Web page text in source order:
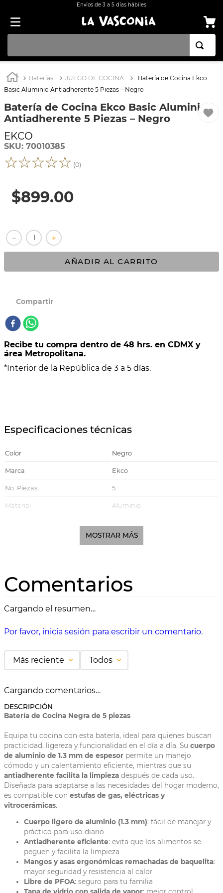
Envíos de 3 a 5 días hábiles
Baterías JUEGO DE COCINA
Batería de Cocina Ekco
Basic Aluminio Antiadherente 5 Piezas – Negro
Batería de Cocina Ekco Basic Aluminio
Antiadherente 5 Piezas – Negro
EKCO
SKU: 70010385
☆☆☆☆☆ (0)
$899.00
＋
－
AÑADIR AL CARRITO
Recibe tu compra dentro de 48 hrs. en CDMX y
área Metropolitana.
*Interior de la República de 3 a 5 días.
Especificaciones técnicas
Color Negro
Marca Ekco
No. Piezas 5
Material Aluminio
Baquelita
Linea Basic
MOSTRAR MÁS
Comentarios
Cargando el resumen…
Por favor, inicia sesión para escribir un comentario.
Más reciente Todos
Cargando comentarios…
DESCRIPCIÓN
Batería de Cocina Negra de 5 piezas
Equipa tu cocina con esta batería, ideal para quienes buscan
practicidad, ligereza y funcionalidad en el día a día. Su cuerpo
de aluminio de 1.3 mm de espesor permite un manejo
cómodo y un calentamiento eficiente, mientras que su
antiadherente facilita la limpieza después de cada uso.
Diseñada para adaptarse a las necesidades del hogar moderno,
es compatible con estufas de gas, eléctricas y
vitrocerámicas.
Cuerpo ligero de aluminio (1.3 mm): fácil de manejar y
práctico para uso diario
Antiadherente eficiente: evita que los alimentos se
peguen y facilita la limpieza
Mangos y asas ergonómicas remachadas de baquelita:
mayor seguridad y resistencia al calor
Libre de PFOA: seguro para tu familia
1. BATERÍA COCINA EKCO ALUMINIO ANTIADHERENTE 32 PIEZAS
3. OLLA
4. ARROCERA
5. SARTEN
6. INDUCCIÓN
8. ACERO INOXIDABLE
10 COMAL